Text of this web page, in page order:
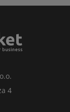
4